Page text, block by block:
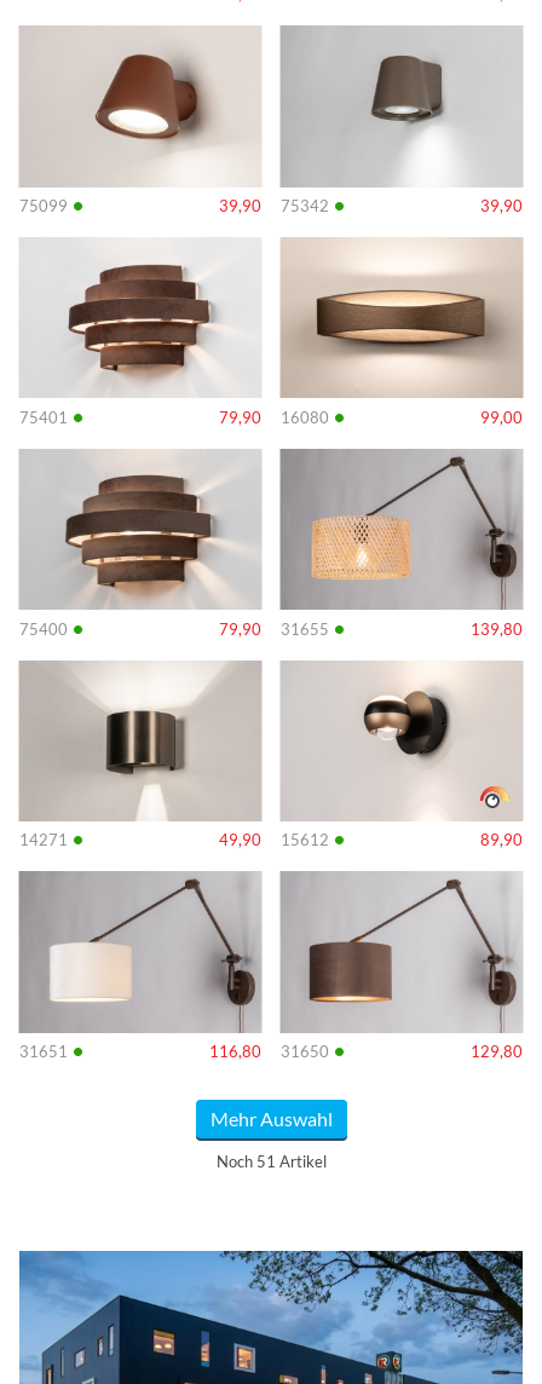
75099 • 39,90
Info
75342 • 39,90
Info
75401 • 79,90
Info
16080 • 99,00
Info
75400 • 79,90
Info
31655 • 139,80
Info
14271 • 49,90
Info
15612 • 89,90
Info
31651 • 116,80
Info
31650 • 129,80
Info
Mehr Auswahl
Noch 51 Artikel